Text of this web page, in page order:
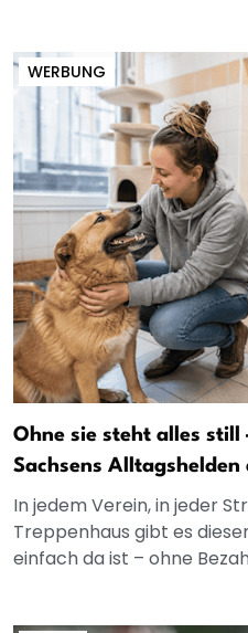
WERBUNG
Ohne sie steht alles still
Sachsens Alltagshelden
In jedem Verein, in jeder
Treppenhaus gibt es
einfach da ist – ohne